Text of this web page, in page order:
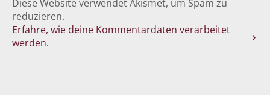
Diese Website verwendet Akismet, um Spam zu
reduzieren.
Erfahre, wie deine Kommentardaten verarbeitet
werden.